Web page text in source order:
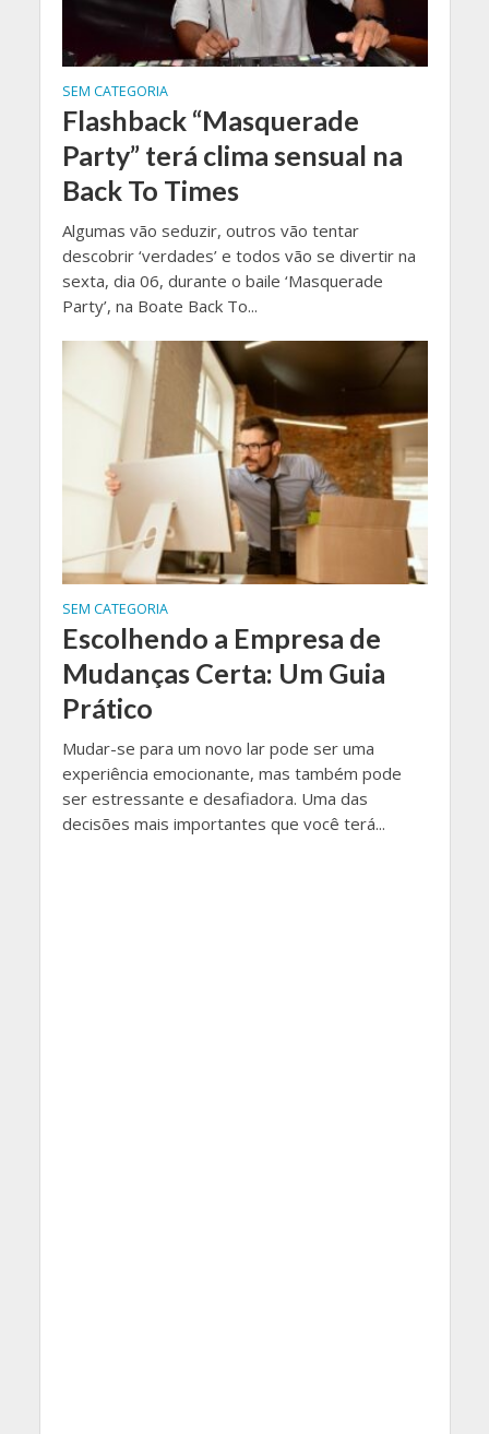
SEM CATEGORIA
Flashback “Masquerade
Party” terá clima sensual na
Back To Times
Algumas vão seduzir, outros vão tentar
descobrir ‘verdades’ e todos vão se divertir na
sexta, dia 06, durante o baile ‘Masquerade
Party’, na Boate Back To...
SEM CATEGORIA
Escolhendo a Empresa de
Mudanças Certa: Um Guia
Prático
Mudar-se para um novo lar pode ser uma
experiência emocionante, mas também pode
ser estressante e desafiadora. Uma das
decisões mais importantes que você terá...